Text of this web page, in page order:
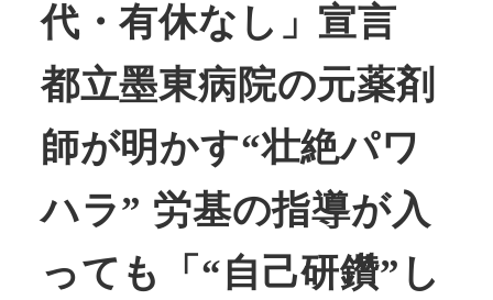
代・有休なし」宣言
都立墨東病院の元薬剤
師が明かす“壮絶パワ
ハラ” 労基の指導が入
っても「“自己研鑽”し